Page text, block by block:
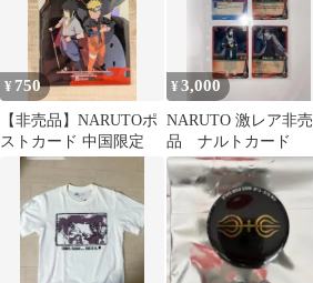
¥ 750
【非売品】NARUTOポ
ストカード 中国限定
¥3,000
NARUTO 激レア非売
品 ナルトカード